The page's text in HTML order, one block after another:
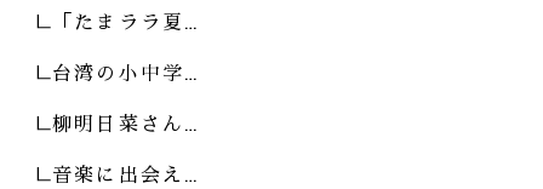
「たまララ夏…
台湾の小中学…
柳明日菜さん…
音楽に出会え…